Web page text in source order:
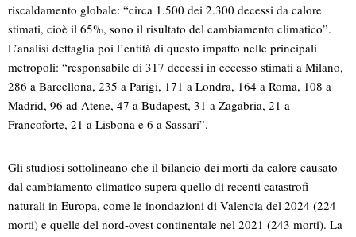
riscaldamento globale: “circa 1.500 dei 2.300 decessi da calore
stimati, cioè il 65%, sono il risultato del cambiamento climatico”.
L’analisi dettaglia poi l’entità di questo impatto nelle principali
metropoli: “responsabile di 317 decessi in eccesso stimati a Milano,
286 a Barcellona, 235 a Parigi, 171 a Londra, 164 a Roma, 108 a
Madrid, 96 ad Atene, 47 a Budapest, 31 a Zagabria, 21 a
Francoforte, 21 a Lisbona e 6 a Sassari”.
Gli studiosi sottolineano che il bilancio dei morti da calore causato
dal cambiamento climatico supera quello di recenti catastrofi
naturali in Europa, come le inondazioni di Valencia del 2024 (224
morti) e quelle del nord-ovest continentale nel 2021 (243 morti). La